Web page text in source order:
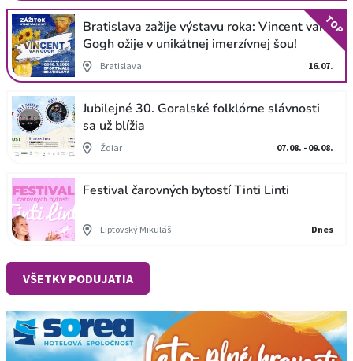
Bratislava zažije výstavu roka: Vincent van
Gogh ožije v unikátnej imerzívnej šou!
Bratislava 16.07.
TOP
Jubilejné 30. Goralské folklórne slávnosti
sa už blížia
Ždiar 07.08. - 09.08.
Festival čarovných bytostí Tinti Linti
Liptovský Mikuláš Dnes
VŠETKY PODUJATIA